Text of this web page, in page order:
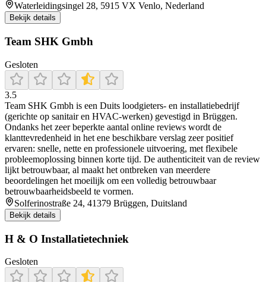
Waterleidingsingel 28, 5915 VX Venlo, Nederland
Bekijk details
Team SHK Gmbh
Gesloten
3.5
Team SHK Gmbh is een Duits loodgieters- en installatiebedrijf
(gerichte op sanitair en HVAC-werken) gevestigd in Brüggen.
Ondanks het zeer beperkte aantal online reviews wordt de
klanttevredenheid in het ene beschikbare verslag zeer positief
ervaren: snelle, nette en professionele uitvoering, met flexibele
probleemoplossing binnen korte tijd. De authenticiteit van de review
lijkt betrouwbaar, al maakt het ontbreken van meerdere
beoordelingen het moeilijk om een volledig betrouwbaar
betrouwbaarheidsbeeld te vormen.
Solferinostraße 24, 41379 Brüggen, Duitsland
Bekijk details
H & O Installatietechniek
Gesloten